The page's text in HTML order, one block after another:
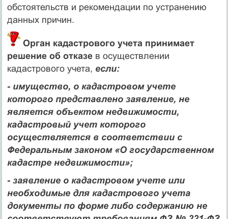
обстоятельств и рекомендации по устранению
данных причин.
Орган кадастрового учета принимает
решение об отказев осуществлении
кадастрового учета, если:
- имущество, о кадастровом учете
которого представлено заявление, не
является объектом недвижимости,
кадастровый учет которого
осуществляется в соответствии с
Федеральным законом «О государственном
кадастре недвижимости»;
- заявление о кадастровом учете или
необходимые для кадастрового учета
документы по форме либо содержанию не